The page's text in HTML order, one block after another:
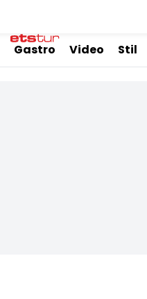
Gastro Video Stil